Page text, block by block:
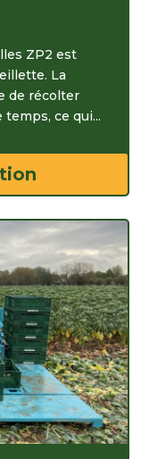
ZP2 est
La
de récolter
ce qui...